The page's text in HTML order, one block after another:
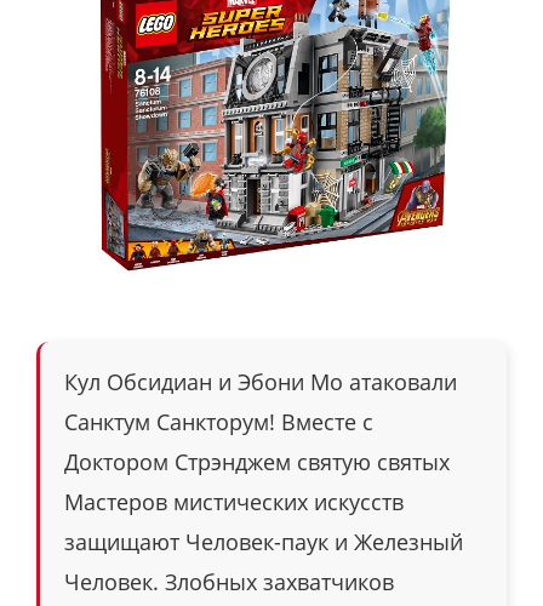
Кул Обсидиан и Эбони Мо атаковали
Санктум Санкторум! Вместе с
Доктором Стрэнджем святую святых
Мастеров мистических искусств
защищают Человек-паук и Железный
Человек. Злобных захватчиков